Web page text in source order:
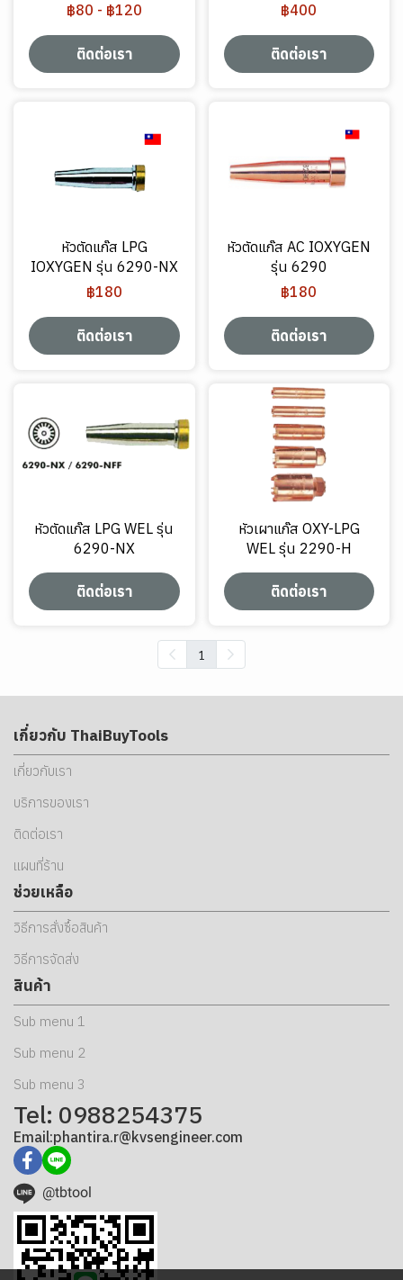
฿80 - ฿120
ติดต่อเรา
฿400
ติดต่อเรา
หัวตัดแก๊ส LPG
IOXYGEN รุ่น 6290-NX
฿180
ติดต่อเรา
หัวตัดแก๊ส AC IOXYGEN
รุ่น 6290
฿180
ติดต่อเรา
หัวตัดแก๊ส LPG WEL รุ่น
6290-NX
ติดต่อเรา
หัวเผาแก๊ส OXY-LPG
WEL รุ่น 2290-H
ติดต่อเรา
1
เกี่ยวกับ ThaiBuyTools
เกี่ยวกับเรา
บริการของเรา
ติดต่อเรา
แผนที่ร้าน
ช่วยเหลือ
วิธีการสั่งซื้อสินค้า
วิธีการจัดส่ง
สินค้า
Sub menu 1
Sub menu 2
Sub menu 3
Tel: 0988254375
Email:phantira.r@kvsengineer.com
@tbtool